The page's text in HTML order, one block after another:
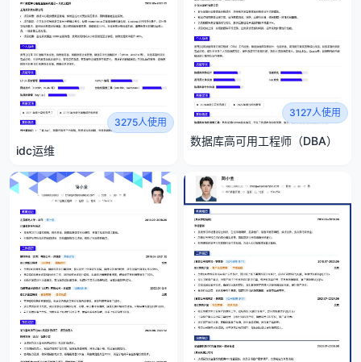
3275人使用
idc运维
3127人使用
数据库高可用工程师（DBA）